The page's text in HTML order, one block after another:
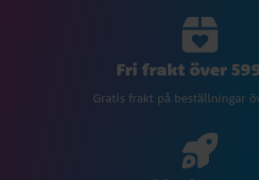
Fri frakt över
Gratis frakt på beställningar